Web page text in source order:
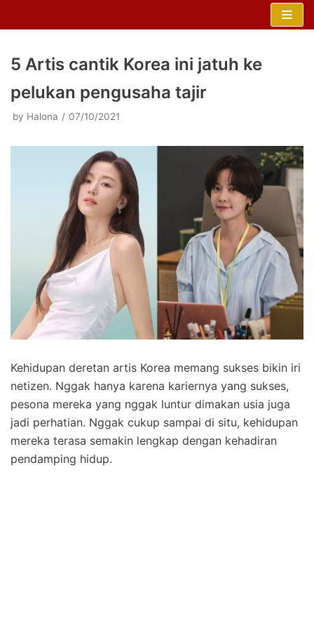
5 Artis cantik Korea ini jatuh ke
pelukan pengusaha tajir
by Halona 07/10/2021
Kehidupan deretan artis Korea memang sukses bikin iri
netizen. Nggak hanya karena kariernya yang sukses,
pesona mereka yang nggak luntur dimakan usia juga
jadi perhatian. Nggak cukup sampai di situ, kehidupan
mereka terasa semakin lengkap dengan kehadiran
pendamping hidup.